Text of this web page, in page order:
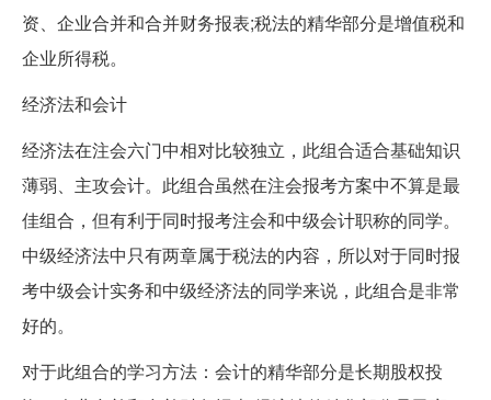
资、企业合并和合并财务报表;税法的精华部分是增值税和
企业所得税。
经济法和会计
经济法在注会六门中相对比较独立，此组合适合基础知识
薄弱、主攻会计。此组合虽然在注会报考方案中不算是最
佳组合，但有利于同时报考注会和中级会计职称的同学。
中级经济法中只有两章属于税法的内容，所以对于同时报
考中级会计实务和中级经济法的同学来说，此组合是非常
好的。
对于此组合的学习方法：会计的精华部分是长期股权投